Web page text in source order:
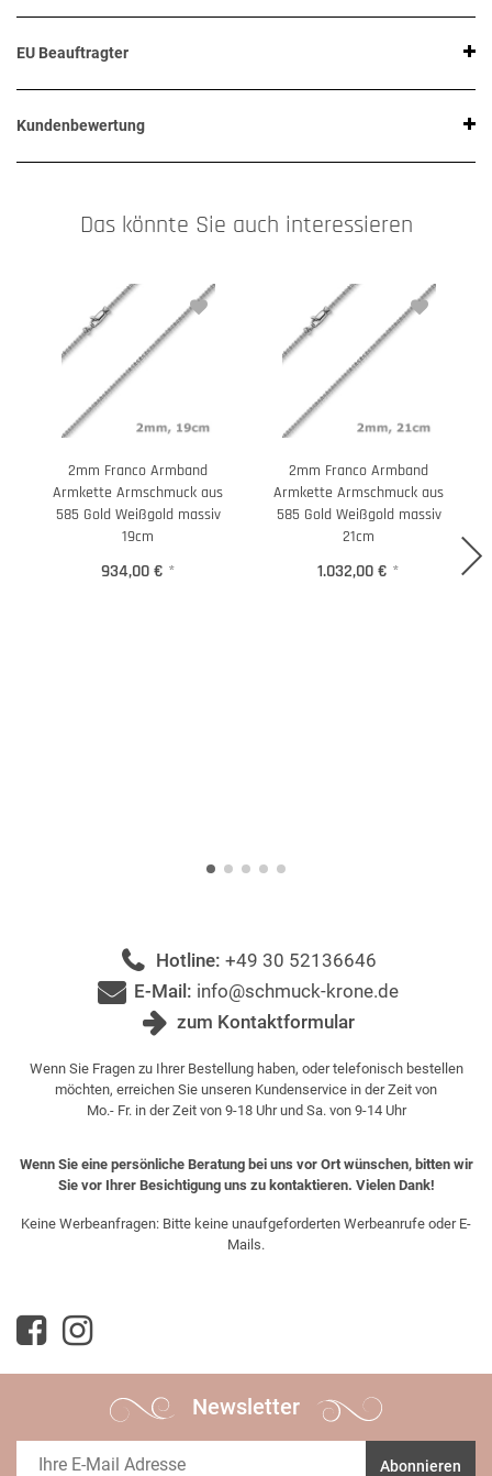
EU Beauftragter
Kundenbewertung
Das könnte Sie auch interessieren
2mm Franco Armband
Armkette Armschmuck aus
585 Gold Weißgold massiv
19cm
934,00 € *
2mm Franco Armband
Armkette Armschmuck aus
585 Gold Weißgold massiv
21cm
1.032,00 € *
Hotline: +49 30 52136646
E-Mail: info@schmuck-krone.de
zum Kontaktformular
Wenn Sie Fragen zu Ihrer Bestellung haben, oder telefonisch bestellen
möchten, erreichen Sie unseren Kundenservice in der Zeit von
Mo.- Fr. in der Zeit von 9-18 Uhr und Sa. von 9-14 Uhr
Wenn Sie eine persönliche Beratung bei uns vor Ort wünschen, bitten wir
Sie vor Ihrer Besichtigung uns zu kontaktieren. Vielen Dank!
Keine Werbeanfragen: Bitte keine unaufgeforderten Werbeanrufe oder E-
Mails.
Newsletter
Abonnieren